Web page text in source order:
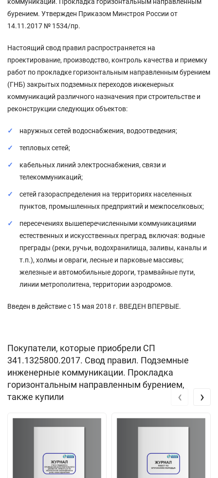
бурением. Утвержден Приказом Минстроя России от
14.11.2017 № 1534/пр.
Настоящий свод правил распространяется на
проектирование, производство, контроль качества и приемку
работ по прокладке горизонтальным направленным бурением
(ГНБ) закрытых подземных переходов инженерных
коммуникаций различного назначения при строительстве и
реконструкции следующих объектов:
наружных сетей водоснабжения, водоотведения;
тепловых сетей;
кабельных линий электроснабжения, связи и
телекоммуникаций;
сетей газораспределения на территориях населенных
пунктов, промышленных предприятий и межпоселковых;
пересечениях вышеперечисленными коммуникациями
естественных и искусственных преград, включая: водные
преграды (реки, ручьи, водохранилища, заливы, каналы и
т.п.), холмы и овраги, лесные и парковые массивы;
железные и автомобильные дороги, трамвайные пути,
линии метрополитена, территории аэродромов.
Введен в действие с 15 мая 2018 г. ВВЕДЕН ВПЕРВЫЕ.
Покупатели, которые приобрели СП
341.1325800.2017. Свод правил. Подземные
инженерные коммуникации. Прокладка
горизонтальным направленным бурением,
также купили
‹ ›